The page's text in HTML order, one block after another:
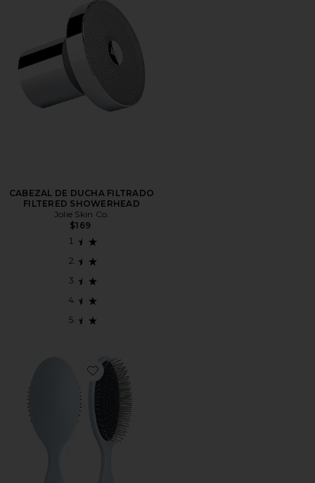
CABEZAL DE DUCHA FILTRADO
FILTERED SHOWERHEAD
Jolie Skin Co.
$169
Favorite PINCEL THE DETANGLING BRUSH